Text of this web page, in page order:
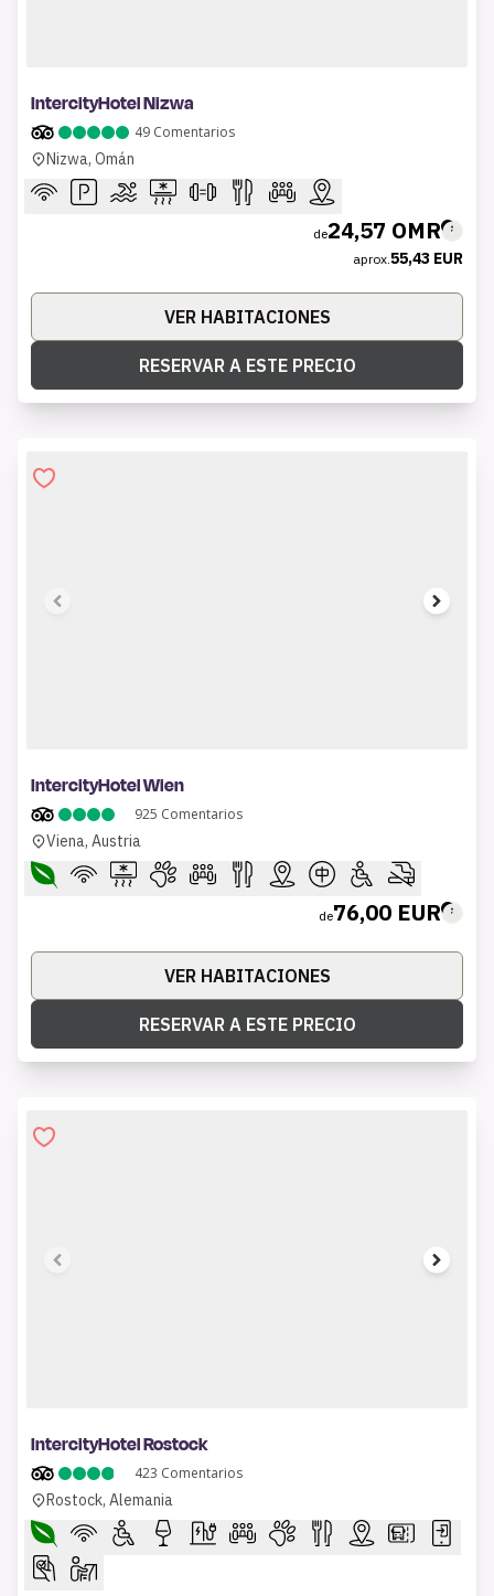
IntercityHotel Nizwa
49 Comentarios
Nizwa, Omán
de24,57 OMR
aprox.55,43 EUR
VER HABITACIONES
RESERVAR A ESTE PRECIO
IntercityHotel Wien
925 Comentarios
Viena, Austria
de76,00 EUR
VER HABITACIONES
RESERVAR A ESTE PRECIO
IntercityHotel Rostock
423 Comentarios
Rostock, Alemania